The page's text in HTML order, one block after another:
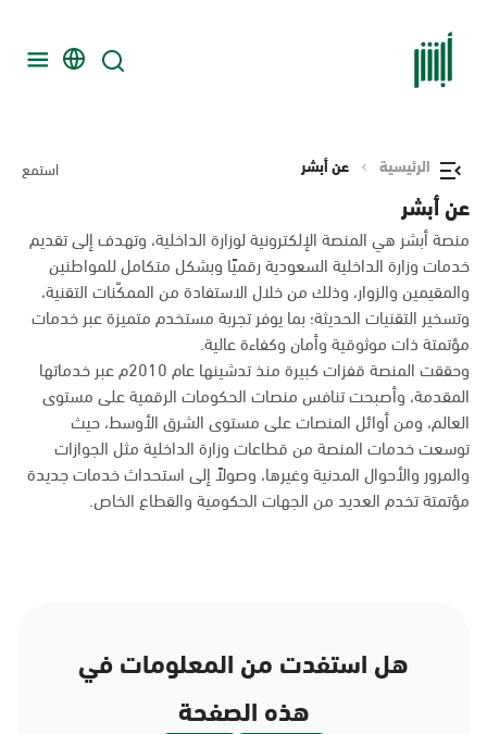
الرئيسية عن أبشر استمع
عن أبشر
منصة أبشر هي المنصة الإلكترونية لوزارة الداخلية، وتهدف إلى تقديم
خدمات وزارة الداخلية السعودية رقميًا وبشكل متكامل للمواطنين
والمقيمين والزوار، وذلك من خلال الاستفادة من الممكّنات التقنية،
وتسخير التقنيات الحديثة؛ بما يوفر تجربة مستخدم متميزة عبر خدمات
مؤتمتة ذات موثوقية وأمان وكفاءة عالية.
وحققت المنصة قفزات كبيرة منذ تدشينها عام 2010م عبر خدماتها
المقدمة، وأصبحت تنافس منصات الحكومات الرقمية على مستوى
العالم، ومن أوائل المنصات على مستوى الشرق الأوسط، حيث
توسعت خدمات المنصة من قطاعات وزارة الداخلية مثل الجوازات
والمرور والأحوال المدنية وغيرها، وصولاً إلى استحداث خدمات جديدة
مؤتمتة تخدم العديد من الجهات الحكومية والقطاع الخاص.
هل استفدت من المعلومات في
هذه الصفحة